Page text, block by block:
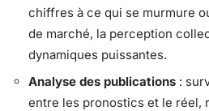
chiffres à ce qui se murmure
de marché, la perception
dynamiques puissantes.
Analyse des publications :
entre les pronostics et le réel,